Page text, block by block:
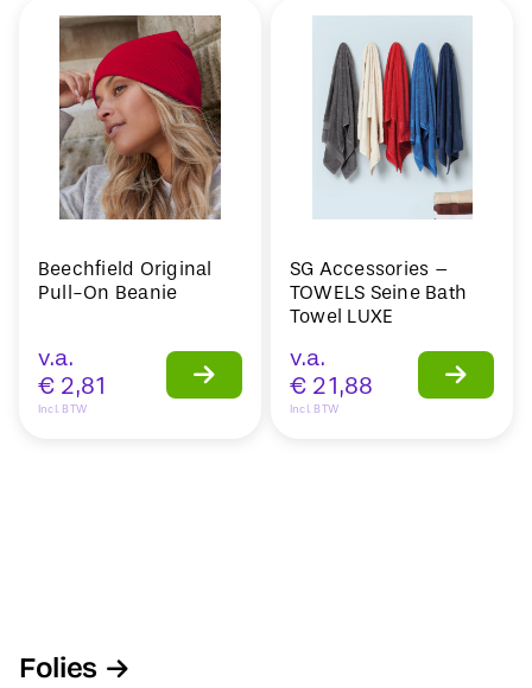
Beechfield Original
Pull-On Beanie
v.a.
€ 2,81
Incl. BTW
SG Accessories –
TOWELS Seine Bath
Towel LUXE
v.a.
€ 21,88
Incl. BTW
Folies